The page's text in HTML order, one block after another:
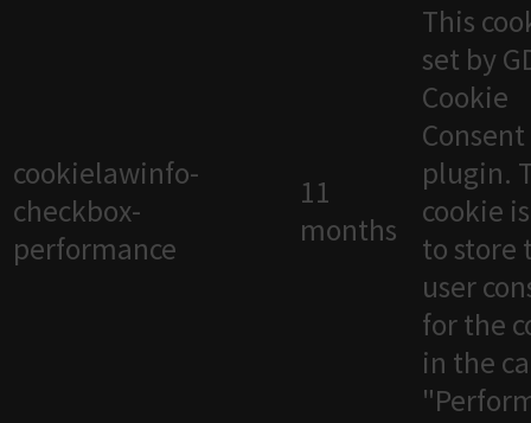
cookielawinfo-
checkbox-
performance
11
months
This
set by
Cookie
Consent
plugin.
cookie
to store
user
for the
in the